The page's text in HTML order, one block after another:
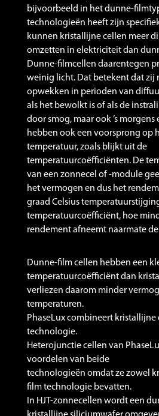
bijvoorbeeld in het dunne-
technologieën heeft zijn
kunnen kristallijne cellen meer
omzetten in elektriciteit dan
Dunne-filmcellen daarentegen
weinig licht. Dat betekent dat zij
opwekken in perioden van
als het bewolkt is of als de
door smog, maar ook ’s morgens
hebben ook een voorsprong op
temperatuur, zoals blijkt uit de
temperatuurcoëfficiënten. De
van een zonnecel of -module
het vermogen en dus het
graad ​Celsius
temperatuurcoëfficiënt, hoe
rendement afneemt naarmate
Dunne-film cellen hebben een
temperatuurcoëfficiënt dan
verliezen daarom minder
temperaturen.
PhaseLux combineert
technologie.
Heterojunctie cellen van
voordelen van beide
technologieën omdat ze zowel
film technologie bevatten.
In HJT-zonnecellen wordt een